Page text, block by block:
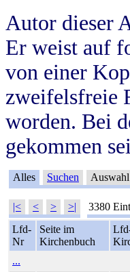
Autor dieser
Er weist auf
von einer
zweifelsfreie
worden. Bei
gekommen
Alles Suchen Auswahl
|< < > >| 3380
Lfd-
Nr
Seite im
Kirchenbuch
...